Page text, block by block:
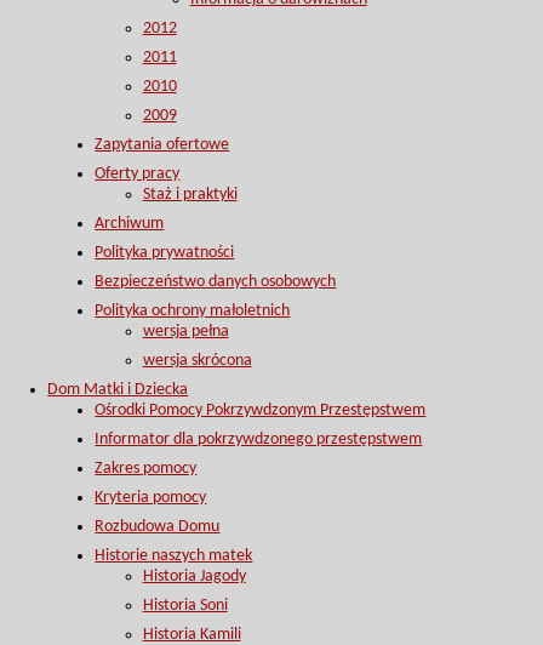
2012
2011
2010
2009
Zapytania ofertowe
Oferty pracy
Staż i praktyki
Archiwum
Polityka prywatności
Bezpieczeństwo danych osobowych
Polityka ochrony małoletnich
wersja pełna
wersja skrócona
Dom Matki i Dziecka
Ośrodki Pomocy Pokrzywdzonym Przestępstwem
Informator dla pokrzywdzonego przestępstwem
Zakres pomocy
Kryteria pomocy
Rozbudowa Domu
Historie naszych matek
Historia Jagody
Historia Soni
Historia Kamili